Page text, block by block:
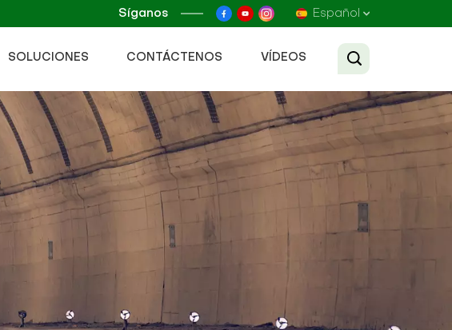
Síganos Español
Français
Русский
SOLUCIONES CONTÁCTENOS VÍDEOS